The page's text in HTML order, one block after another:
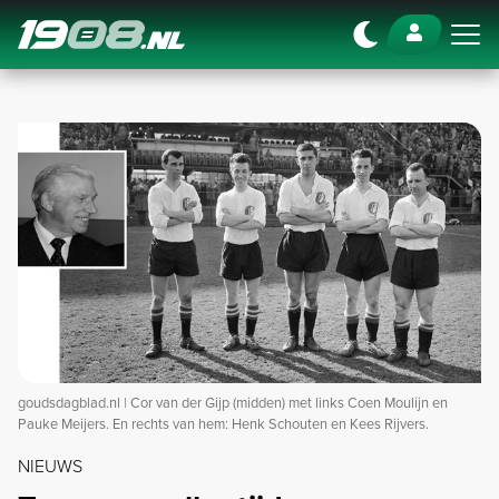
Navigation
goudsdagblad.nl | Cor van der Gijp (midden) met links Coen Moulijn en
Pauke Meijers. En rechts van hem: Henk Schouten en Kees Rijvers.
NIEUWS